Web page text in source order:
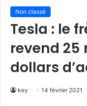
Non classé
Tesla : le
revend 25
dollars
key 14 février 2021